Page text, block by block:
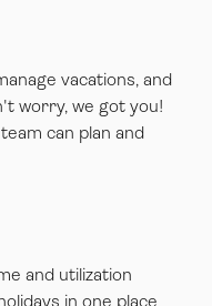
vacations, and
worry, we got you!
can plan and
and utilization
in one place